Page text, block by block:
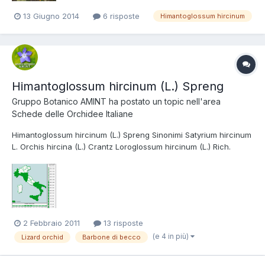
13 Giugno 2014 6 risposte Himantoglossum hircinum
Himantoglossum hircinum (L.) Spreng
Gruppo Botanico AMINT ha postato un topic nell'area
Schede delle Orchidee Italiane
Himantoglossum hircinum (L.) Spreng Sinonimi Satyrium hircinum
L. Orchis hircina (L.) Crantz Loroglossum hircinum (L.) Rich.
Magnoliophyta Classe: Liliopsida Ordine: Orchidales Famiglia:
Orchidaceae Nome italiano Barbone di becco....
2 Febbraio 2011 13 risposte
Lizard orchid Barbone di becco (e 4 in più)